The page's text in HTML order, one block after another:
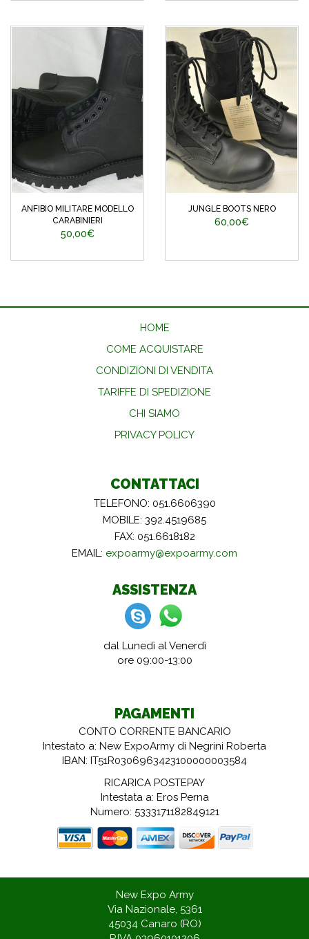
ANFIBIO MILITARE MODELLO
CARABINIERI
50,00€
JUNGLE BOOTS NERO
60,00€
HOME
COME ACQUISTARE
CONDIZIONI DI VENDITA
TARIFFE DI SPEDIZIONE
CHI SIAMO
PRIVACY POLICY
CONTATTACI
TELEFONO: 051.6606390
MOBILE: 392.4519685
FAX: 051.6618182
EMAIL: expoarmy@expoarmy.com
ASSISTENZA
dal Lunedì al Venerdì
ore 09:00-13:00
PAGAMENTI
CONTO CORRENTE BANCARIO
Intestato a: New ExpoArmy di Negrini Roberta
IBAN: IT51R0306963423100000003584
RICARICA POSTEPAY
Intestata a: Eros Perna
Numero: 5333171182849121
New Expo Army
Via Nazionale, 5361
45034 Canaro (RO)